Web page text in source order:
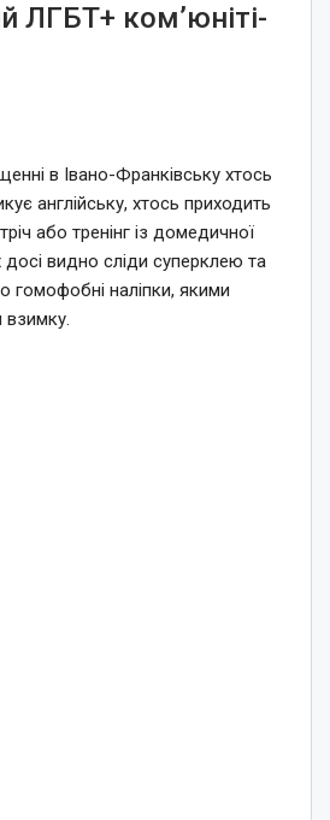
ЛГБТ+ ком’юніті-
в Івано-Франківську хтось
англійську, хтось приходить
або тренінг із домедичної
видно сліди суперклею та
гомофобні наліпки, якими
взимку.